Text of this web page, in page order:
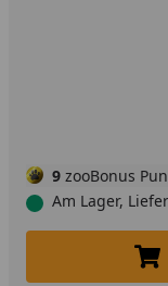
9 zooBonus
Am Lager,